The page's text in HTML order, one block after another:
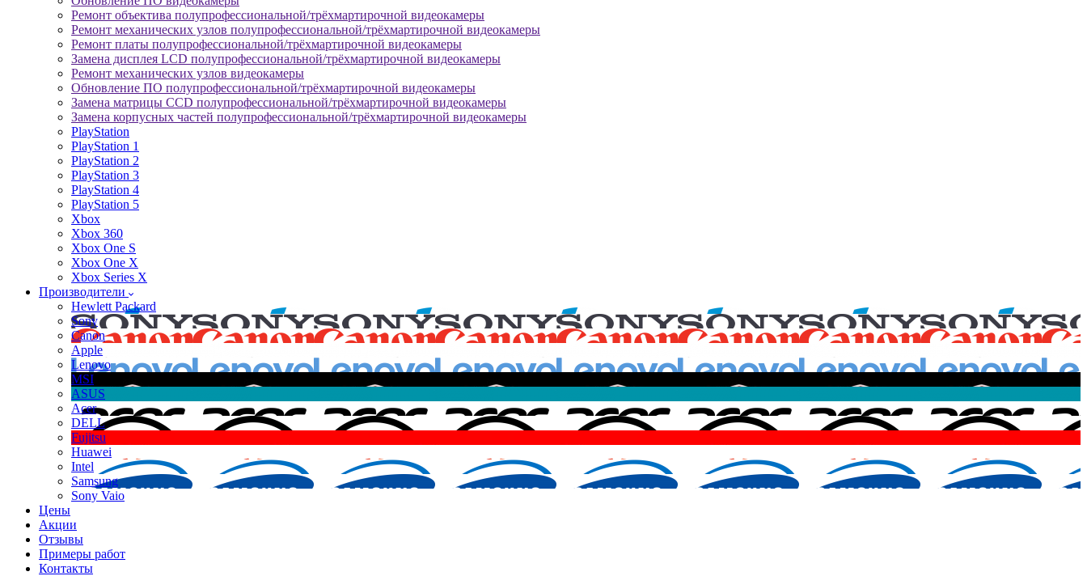
Ремонт объектива полупрофессиональной/трёхмартирочной видеокамеры
Ремонт механических узлов полупрофессиональной/трёхмартирочной видеокамеры
Ремонт платы полупрофессиональной/трёхмартирочной видеокамеры
Замена дисплея LCD полупрофессиональной/трёхмартирочной видеокамеры
Ремонт механических узлов видеокамеры
Обновление ПО полупрофессиональной/трёхмартирочной видеокамеры
Замена матрицы CCD полупрофессиональной/трёхмартирочной видеокамеры
Замена корпусных частей полупрофессиональной/трёхмартирочной видеокамеры
PlayStation
PlayStation 1
PlayStation 2
PlayStation 3
PlayStation 4
PlayStation 5
Xbox
Xbox 360
Xbox One S
Xbox One X
Xbox Series X
Производители
Hewlett Packard
Sony
Canon
Apple
Lenovo
MSI
ASUS
Acer
DELL
Fujitsu
Huawei
Intel
Samsung
Sony Vaio
Цены
Акции
Отзывы
Примеры работ
Контакты